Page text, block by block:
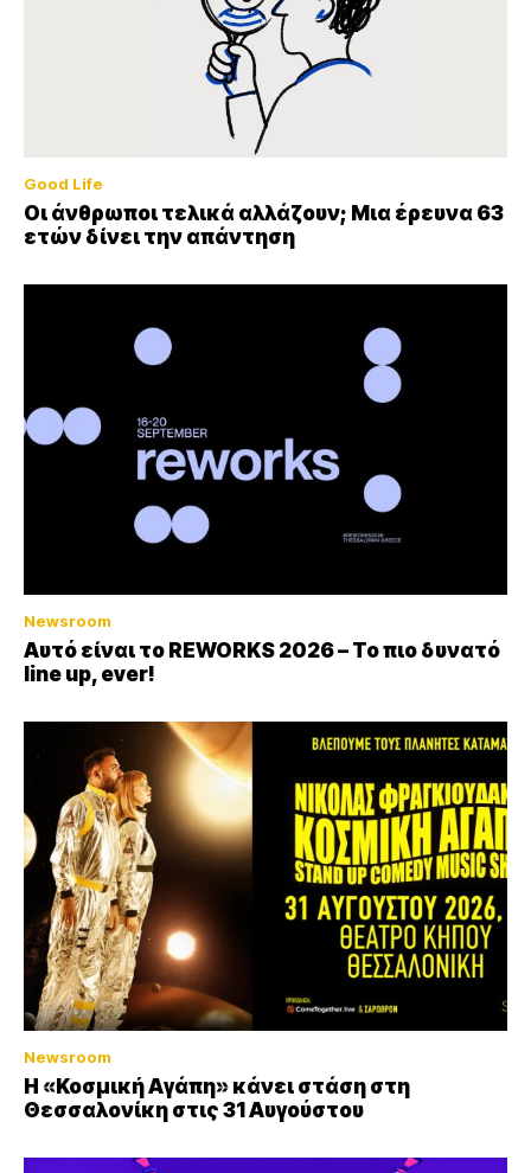
Good Life
Οι άνθρωποι τελικά αλλάζουν; Μια έρευνα 63
ετών δίνει την απάντηση
Newsroom
Αυτό είναι το REWORKS 2026 – Το πιο δυνατό
line up, ever!
Newsroom
Η «Κοσμική Αγάπη» κάνει στάση στη
Θεσσαλονίκη στις 31 Αυγούστου